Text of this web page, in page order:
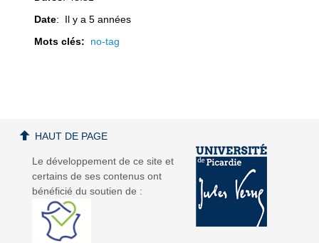
Date: Il y a 5 années
Mots clés: no-tag
Le développement de ce site et
certains de ses contenus ont
bénéficié du soutien de :
HAUT DE PAGE